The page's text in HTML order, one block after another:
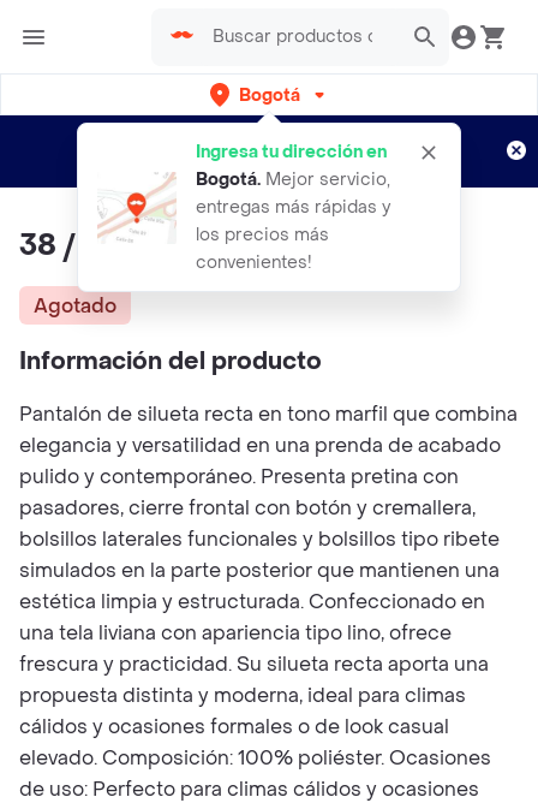
Bogotá
Ingresa tu dirección en
Bogotá. Mejor servicio,
entregas más rápidas y
los precios más
convenientes!
envíos gratis por semanas
Aplican TyC
38 / Pantalón Lazos - Marfil
Agotado
Información del producto
Pantalón de silueta recta en tono marfil que combina
elegancia y versatilidad en una prenda de acabado
pulido y contemporáneo. Presenta pretina con
pasadores, cierre frontal con botón y cremallera,
bolsillos laterales funcionales y bolsillos tipo ribete
simulados en la parte posterior que mantienen una
estética limpia y estructurada. Confeccionado en
una tela liviana con apariencia tipo lino, ofrece
frescura y practicidad. Su silueta recta aporta una
propuesta distinta y moderna, ideal para climas
cálidos y ocasiones formales o de look casual
elevado. Composición: 100% poliéster. Ocasiones
de uso: Perfecto para climas cálidos y ocasiones